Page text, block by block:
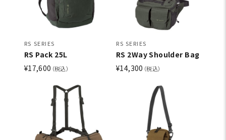
RS SERIES
RS Pack 25L
¥17,600 （税込）
RS SERIES
RS 2Way Shoulder Bag
¥14,300 （税込）